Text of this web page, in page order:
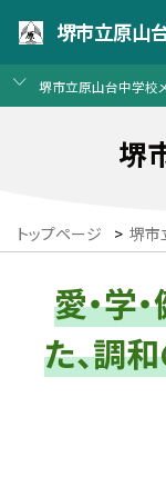
堺市立原山
堺市立原山台中学校
堺
トップページ > 堺市
愛・学
た、調